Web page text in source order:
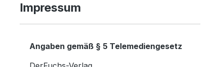
Impressum
Angaben gemäß § 5 Telemediengesetz